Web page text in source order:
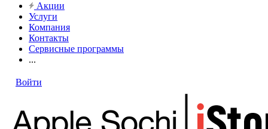
Акции
Услуги
Компания
Контакты
Сервисные программы
...
Войти